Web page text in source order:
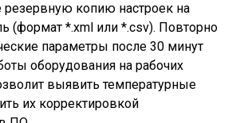
резервную копию настроек на
(формат *.xml или *.csv). Повторно
параметры после 30 минут
оборудования на рабочих
выявить температурные
их корректировкой